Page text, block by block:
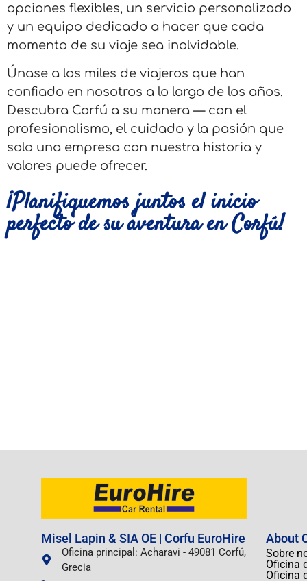
opciones flexibles, un servicio personalizado
y un equipo dedicado a hacer que cada
momento de su viaje sea inolvidable.
Únase a los miles de viajeros que han
confiado en nosotros a lo largo de los años.
Descubra Corfú a su manera — con el
profesionalismo, el cuidado y la pasión que
solo una empresa con nuestra historia y
valores puede ofrecer.
¡Planifiquemos juntos el inicio
perfecto de su aventura en Corfú!
Misel Lapin & SIA OE | Corfu EuroHire
Oficina principal: Acharavi - 49081 Corfú,
Grecia
About
Sobre
Oficina
Oficina